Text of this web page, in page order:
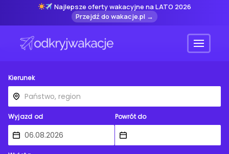
Najlepsze oferty wakacyjne na LATO 2026
Przejdź do wakacje.pl →
Menu
Kierunek
Wyjazd od Powrót do